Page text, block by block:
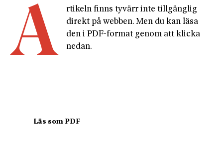
A
rtikeln finns tyvärr inte tillgänglig
direkt på webben. Men du kan läsa
den i PDF-format genom att klicka
nedan.